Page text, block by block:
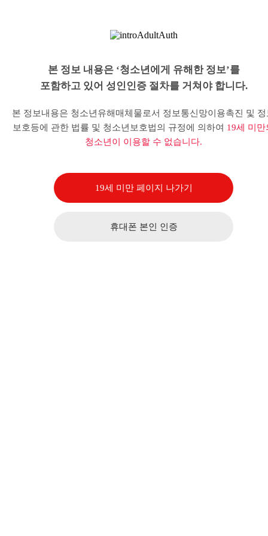
본 정보 내용은 ‘청소년에게 유해한 정보’를
포함하고 있어 성인인증 절차를 거쳐야 합니다.
본 정보내용은 청소년유해매체물로서 정보통신망이용촉진 및 정
보호등에 관한 법률 및 청소년보호법의 규정에 의하여 19세 미만
청소년이 이용할 수 없습니다.
19세 미만 페이지 나가기
휴대폰 본인 인증